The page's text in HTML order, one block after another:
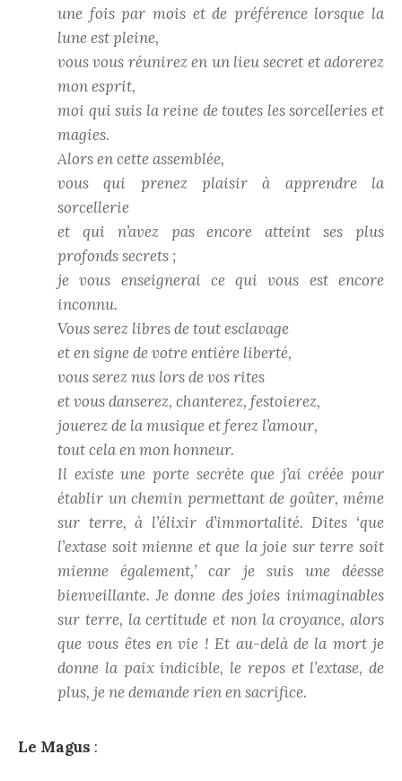
une fois par mois et de préférence lorsque la
lune est pleine,
vous vous réunirez en un lieu secret et adorerez
mon esprit,
moi qui suis la reine de toutes les sorcelleries et
magies.
Alors en cette assemblée,
vous qui prenez plaisir à apprendre la
sorcellerie
et qui n’avez pas encore atteint ses plus
profonds secrets ;
je vous enseignerai ce qui vous est encore
inconnu.
Vous serez libres de tout esclavage
et en signe de votre entière liberté,
vous serez nus lors de vos rites
et vous danserez, chanterez, festoierez,
jouerez de la musique et ferez l’amour,
tout cela en mon honneur.
Il existe une porte secrète que j’ai créée pour
établir un chemin permettant de goûter, même
sur terre, à l’élixir d’immortalité. Dites ‘que
l’extase soit mienne et que la joie sur terre soit
mienne également,’ car je suis une déesse
bienveillante. Je donne des joies inimaginables
sur terre, la certitude et non la croyance, alors
que vous êtes en vie ! Et au-delà de la mort je
donne la paix indicible, le repos et l’extase, de
plus, je ne demande rien en sacrifice.
Le Magus :